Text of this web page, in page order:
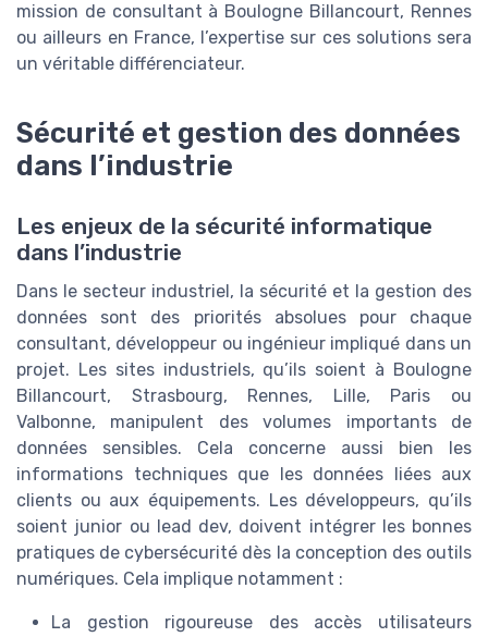
mission de consultant à Boulogne Billancourt, Rennes
ou ailleurs en France, l’expertise sur ces solutions sera
un véritable différenciateur.
Sécurité et gestion des données
dans l’industrie
Les enjeux de la sécurité informatique
dans l’industrie
Dans le secteur industriel, la sécurité et la gestion des
données sont des priorités absolues pour chaque
consultant, développeur ou ingénieur impliqué dans un
projet. Les sites industriels, qu’ils soient à Boulogne
Billancourt, Strasbourg, Rennes, Lille, Paris ou
Valbonne, manipulent des volumes importants de
données sensibles. Cela concerne aussi bien les
informations techniques que les données liées aux
clients ou aux équipements. Les développeurs, qu’ils
soient junior ou lead dev, doivent intégrer les bonnes
pratiques de cybersécurité dès la conception des outils
numériques. Cela implique notamment :
La gestion rigoureuse des accès utilisateurs